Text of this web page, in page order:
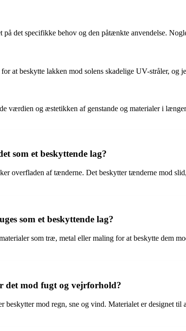
på det specifikke behov og den påtænkte anvendelse.
at beskytte lakken mod solens skadelige UV-stråler,
værdien og æstetikken af genstande og materialer i
som et beskyttende lag?
overfladen af tænderne. Det beskytter tænderne mod
som et beskyttende lag?
som træ, metal eller maling for at beskytte dem
det mod fugt og vejrforhold?
beskytter mod regn, sne og vind. Materialet er designet